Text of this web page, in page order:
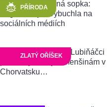
PŘÍRODA
ZLATÝ OŘÍŠEK